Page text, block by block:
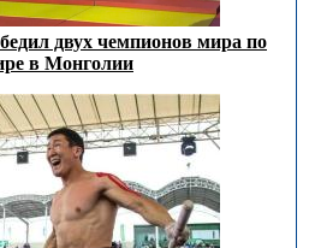
двух чемпионов мира по
в Монголии